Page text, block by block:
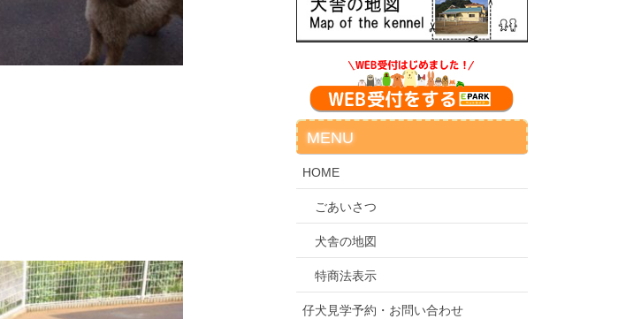
MENU
HOME
ごあいさつ
犬舎の地図
特商法表示
仔犬見学予約・お問い合わせ